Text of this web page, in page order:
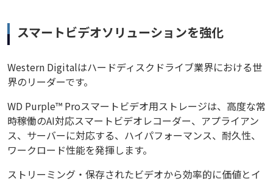
スマートビデオソリューションを強化
Western Digitalはハードディスクドライブ業界における世
界のリーダーです。
WD Purple™ Proスマートビデオ用ストレージは、高度な常
時稼働のAI対応スマートビデオレコーダー、アプライアン
ス、サーバーに対応する、ハイパフォーマンス、耐久性、
ワークロード性能を発揮します。
ストリーミング・保存されたビデオから効率的に価値とイ